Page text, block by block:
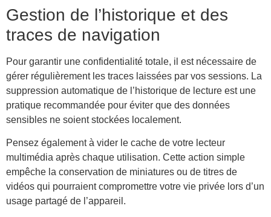
Gestion de l’historique et des
traces de navigation
Pour garantir une confidentialité totale, il est nécessaire de
gérer régulièrement les traces laissées par vos sessions. La
suppression automatique de l’historique de lecture est une
pratique recommandée pour éviter que des données
sensibles ne soient stockées localement.
Pensez également à vider le cache de votre lecteur
multimédia après chaque utilisation. Cette action simple
empêche la conservation de miniatures ou de titres de
vidéos qui pourraient compromettre votre vie privée lors d’un
usage partagé de l’appareil.